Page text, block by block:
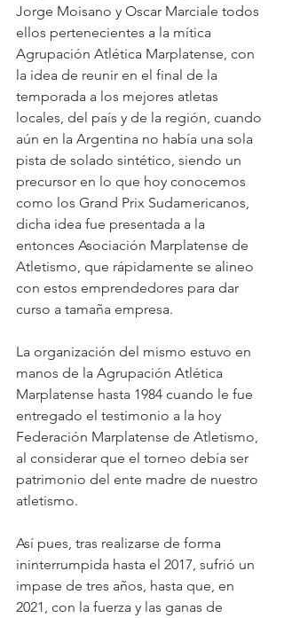
Jorge Moisano y Oscar Marciale todos
ellos pertenecientes a la mítica
Agrupación Atlética Marplatense, con
la idea de reunir en el final de la
temporada a los mejores atletas
locales, del país y de la región, cuando
aún en la Argentina no había una sola
pista de solado sintético, siendo un
precursor en lo que hoy conocemos
como los Grand Prix Sudamericanos,
dicha idea fue presentada a la
entonces Asociación Marplatense de
Atletismo, que rápidamente se alineo
con estos emprendedores para dar
curso a tamaña empresa.
La organización del mismo estuvo en
manos de la Agrupación Atlética
Marplatense hasta 1984 cuando le fue
entregado el testimonio a la hoy
Federación Marplatense de Atletismo,
al considerar que el torneo debía ser
patrimonio del ente madre de nuestro
atletismo.
Así pues, tras realizarse de forma
ininterrumpida hasta el 2017, sufrió un
impase de tres años, hasta que, en
2021, con la fuerza y las ganas de